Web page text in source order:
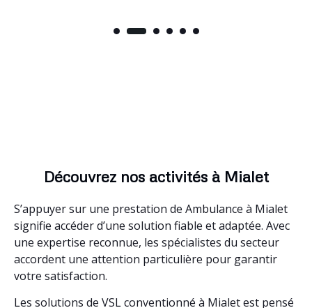
Découvrez nos activités à Mialet
S’appuyer sur une prestation de Ambulance à Mialet
signifie accéder d’une solution fiable et adaptée. Avec
une expertise reconnue, les spécialistes du secteur
accordent une attention particulière pour garantir
votre satisfaction.
Les solutions de VSL conventionné à Mialet est pensé